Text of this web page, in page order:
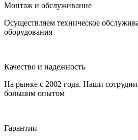
Монтаж и обслуживание
Осуществляем техническое
оборудования
Качество и надежность
На рынке с 2002 года. Наши
большим опытом
Гарантии